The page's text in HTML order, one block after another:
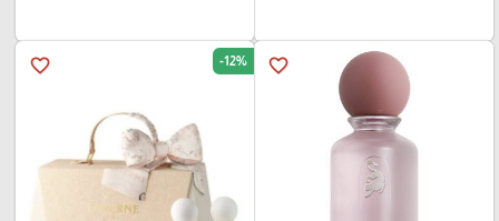
favorite_border
favorite_border -12%